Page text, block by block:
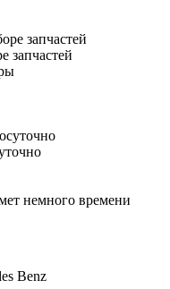
запчастей
немного времени
Benz